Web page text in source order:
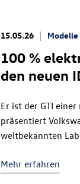
15.05.26 Modelle
100 %
den neuen
Er ist der GTI
präsentiert
weltbekannten
Mehr erfahren